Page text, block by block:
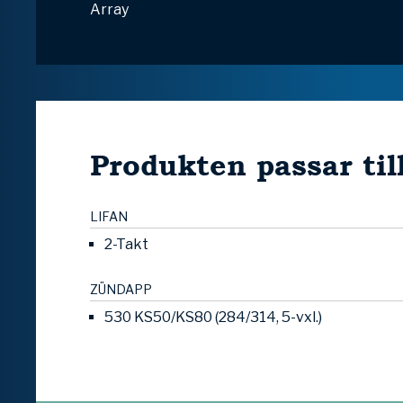
Array
Produkten passar
LIFAN
2-Takt
ZÜNDAPP
530 KS50/KS80 (284/314, 5-vxl.)